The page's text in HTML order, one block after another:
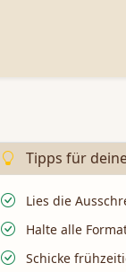
Tipps für
Lies die
Halte alle
Schicke